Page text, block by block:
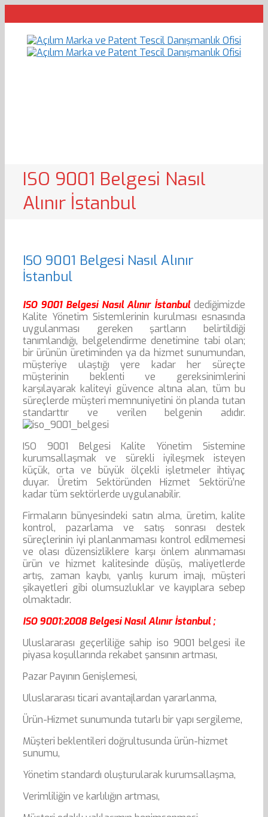
ISO 9001 Belgesi Nasıl
Alınır İstanbul
ISO 9001 Belgesi Nasıl Alınır
İstanbul
ISO 9001 Belgesi Nasıl Alınır İstanbul dediğimizde
Kalite Yönetim Sistemlerinin kurulması esnasında
uygulanması gereken şartların belirtildiği
tanımlandığı, belgelendirme denetimine tabi olan;
bir ürünün üretiminden ya da hizmet sunumundan,
müşteriye ulaştığı yere kadar her süreçte
müşterinin beklenti ve gereksinimlerini
karşılayarak kaliteyi güvence altına alan, tüm bu
süreçlerde müşteri memnuniyetini ön planda tutan
standarttır ve verilen belgenin adıdır.
ISO 9001 Belgesi Kalite Yönetim Sistemine
kurumsallaşmak ve sürekli iyileşmek isteyen
küçük, orta ve büyük ölçekli işletmeler ihtiyaç
duyar. Üretim Sektöründen Hizmet Sektörü’ne
kadar tüm sektörlerde uygulanabilir.
Firmaların bünyesindeki satın alma, üretim, kalite
kontrol, pazarlama ve satış sonrası destek
süreçlerinin iyi planlanmaması kontrol edilmemesi
ve olası düzensizliklere karşı önlem alınmaması
ürün ve hizmet kalitesinde düşüş, maliyetlerde
artış, zaman kaybı, yanlış kurum imajı, müşteri
şikayetleri gibi olumsuzluklar ve kayıplara sebep
olmaktadır.
ISO 9001:2008 Belgesi Nasıl Alınır İstanbul ;
Uluslararası geçerliliğe sahip iso 9001 belgesi ile
piyasa koşullarında rekabet şansının artması,
Pazar Payının Genişlemesi,
Uluslararası ticari avantajlardan yararlanma,
Ürün-Hizmet sunumunda tutarlı bir yapı sergileme,
Müşteri beklentileri doğrultusunda ürün-hizmet
sunumu,
Yönetim standardı oluşturularak kurumsallaşma,
Verimliliğin ve karlılığın artması,